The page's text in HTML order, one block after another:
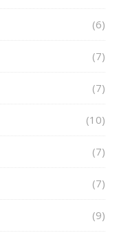
(6)
(7)
(7)
(10)
(7)
(7)
(9)